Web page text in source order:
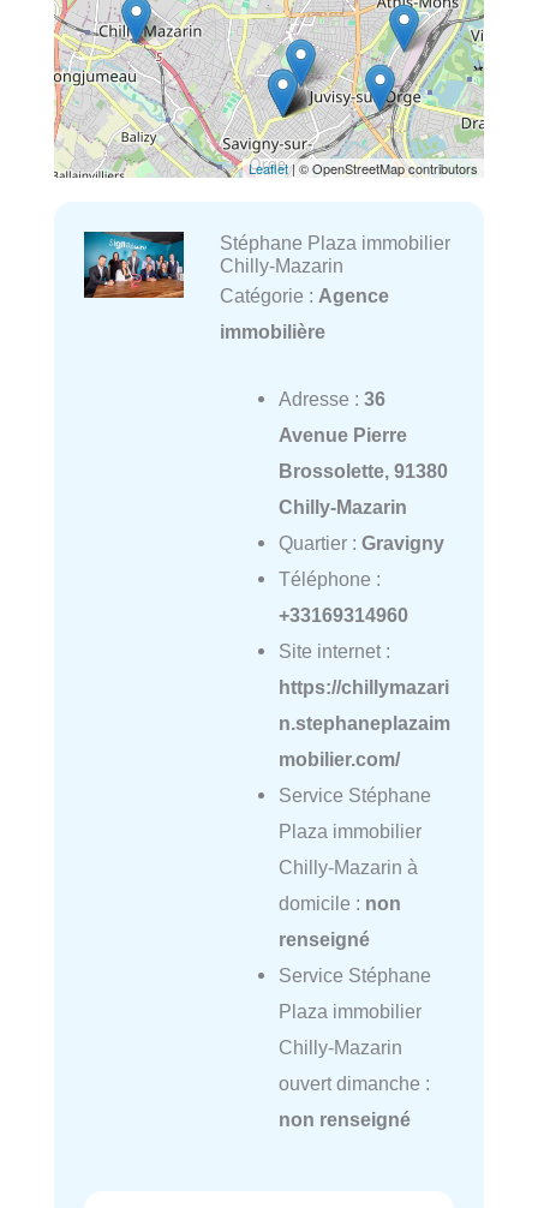
Leaflet| © OpenStreetMap contributors
Stéphane Plaza immobilier
Chilly-Mazarin
Catégorie : Agence
immobilière
Adresse : 36
Avenue Pierre
Brossolette, 91380
Chilly-Mazarin
Quartier : Gravigny
Téléphone :
+33169314960
Site internet :
https://chillymazari
n.stephaneplazaim
mobilier.com/
Service Stéphane
Plaza immobilier
Chilly-Mazarin à
domicile : non
renseigné
Service Stéphane
Plaza immobilier
Chilly-Mazarin
ouvert dimanche :
non renseigné